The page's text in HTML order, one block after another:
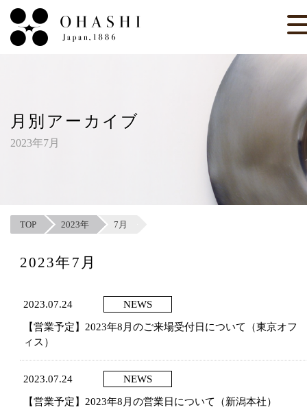
月別アーカイブ
2023年7月
TOP 2023年 7月
2023年7月
2023.07.24 NEWS
【営業予定】2023年8月のご来場受付日について（東京オフ
ィス）
2023.07.24 NEWS
【営業予定】2023年8月の営業日について（新潟本社）